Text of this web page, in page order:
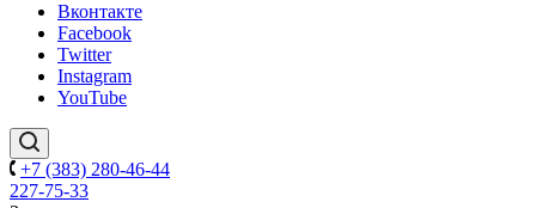
Вконтакте
Facebook
Twitter
Instagram
YouTube
+7 (383) 280-46-44
227-75-33